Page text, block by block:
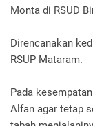
Monta di RSUD
Direncanakan
RSUP Mataram.
Pada
Alfan agar tetap